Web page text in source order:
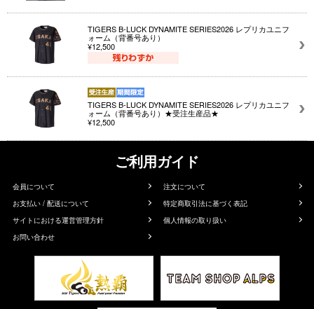
TIGERS B-LUCK DYNAMITE SERIES2026 レプリカユニフ
ォーム（背番号あり）
¥12,500
TIGERS B-LUCK DYNAMITE SERIES2026 レプリカユニフ
ォーム（背番号あり）★受注生産品★
¥12,500
ご利用ガイド
会員について
注文について
お支払い / 配送について
特定商取引法に基づく表記
サイトにおける運営管理方針
個人情報の取り扱い
お問い合わせ